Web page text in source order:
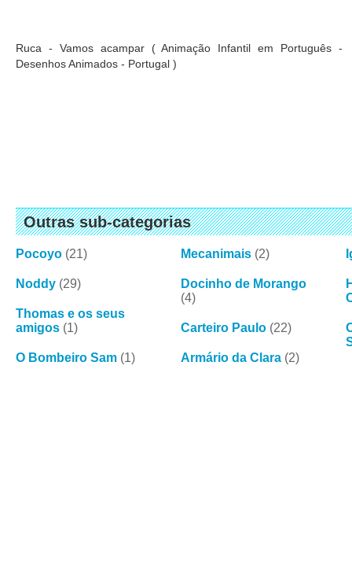
Ruca - Vamos acampar ( Animação Infantil em Português -
Desenhos Animados - Portugal )
Outras sub-categorias
Pocoyo (21)
Noddy (29)
Thomas e os seus
amigos (1)
O Bombeiro Sam (1)
Mecanimais (2)
Docinho de Morango
(4)
Carteiro Paulo (22)
Armário da Clara (2)